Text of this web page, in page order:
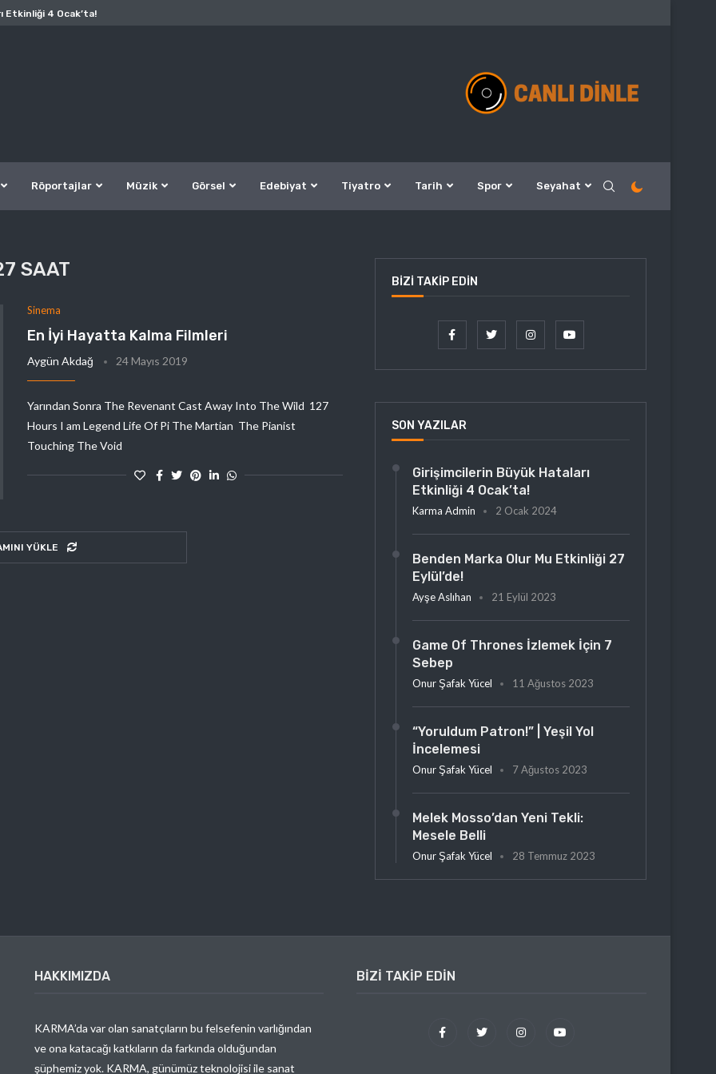
Etkinliği 4 Ocak’ta!
Röportajlar Müzik Görsel Edebiyat Tiyatro Tarih Spor Seyahat
SAAT
Sinema
En İyi Hayatta Kalma Filmleri
Aygün Akdağ 24 Mayıs 2019
Yarından Sonra The Revenant Cast Away Into The Wild 127
Hours I am Legend Life Of Pi The Martian The Pianist
Touching The Void
YÜKLE
BIZI TAKIP EDIN
SON YAZILAR
Girişimcilerin Büyük Hataları
Etkinliği 4 Ocak’ta!
Karma Admin 2 Ocak 2024
Benden Marka Olur Mu Etkinliği 27
Eylül’de!
Ayşe Aslıhan 21 Eylül 2023
Game Of Thrones İzlemek İçin 7
Sebep
Onur Şafak Yücel 11 Ağustos 2023
“Yoruldum Patron!” | Yeşil Yol
İncelemesi
Onur Şafak Yücel 7 Ağustos 2023
Melek Mosso’dan Yeni Tekli:
Mesele Belli
Onur Şafak Yücel 28 Temmuz 2023
HAKKIMIZDA
KARMA’da var olan sanatçıların bu felsefenin varlığından
ve ona katacağı katkıların da farkında olduğundan
şüphemiz yok. KARMA, günümüz teknolojisi ile sanat
BIZI TAKIP EDIN